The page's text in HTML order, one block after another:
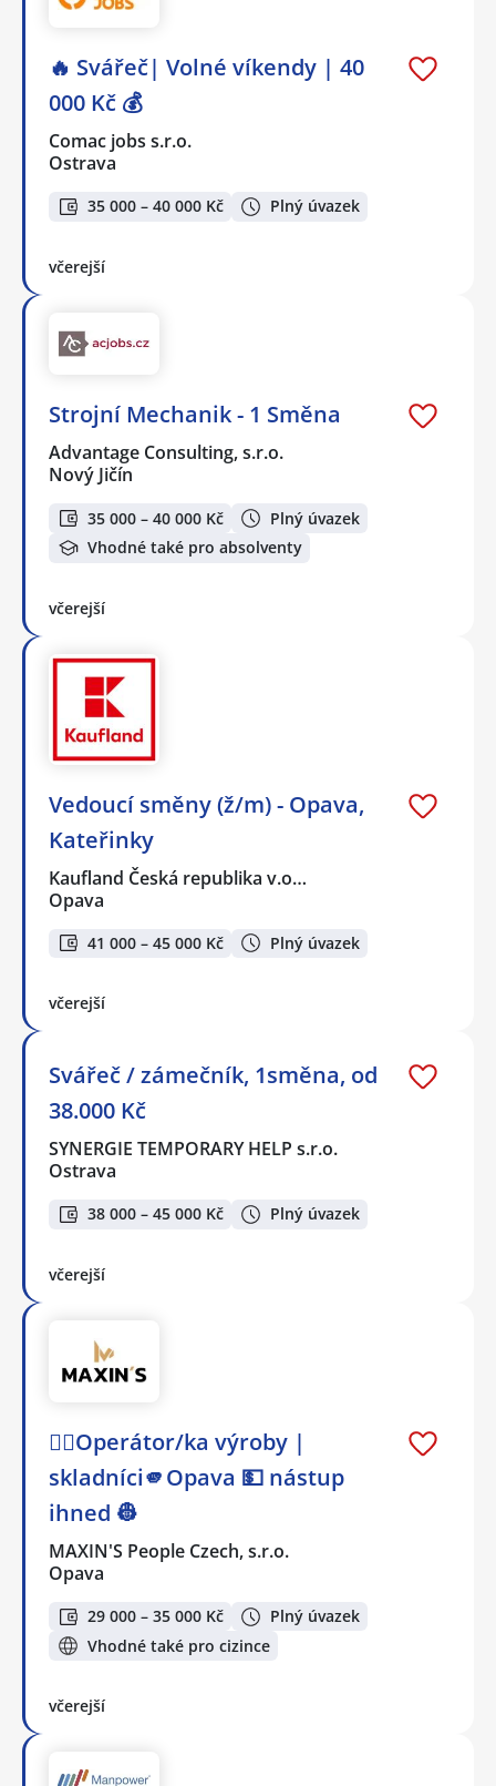
🔥 Svářeč| Volné víkendy | 40
000 Kč 💰
Comac jobs s.r.o.
Ostrava
35 000 – 40 000 Kč Plný úvazek
včerejší
Strojní Mechanik - 1 Směna
Advantage Consulting, s.r.o.
Nový Jičín
35 000 – 40 000 Kč
Plný úvazek
Vhodné také pro absolventy
včerejší
Vedoucí směny (ž/m) - Opava,
Kateřinky
Kaufland Česká republika v.o…
Opava
41 000 – 45 000 Kč Plný úvazek
včerejší
Svářeč / zámečník, 1směna, od
38.000 Kč
SYNERGIE TEMPORARY HELP s.r.o.
Ostrava
38 000 – 45 000 Kč Plný úvazek
včerejší
👷‍♂️Operátor/ka výroby |
skladníci🫵Opava 💵 nástup
ihned 👷
MAXIN'S People Czech, s.r.o.
Opava
29 000 – 35 000 Kč
Plný úvazek
Vhodné také pro cizince
včerejší